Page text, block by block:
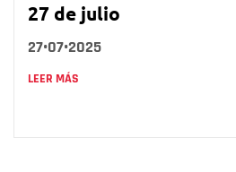
27 de julio
27•07•2025
LEER MÁS